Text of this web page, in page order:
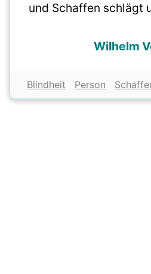
und Schaffen schlägt
Wilhelm
Blindheit Person